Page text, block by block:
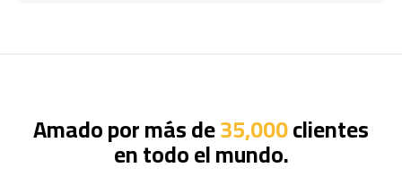
Amado por más de35,000clientes
en todo el mundo.